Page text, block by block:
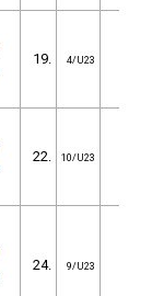
19. 4/U23
22. 10/U23
24. 9/U23